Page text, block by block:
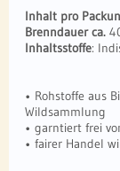
Inhalt pro
Brenndauer ca.
Inhaltsstoffe:
• Rohstoffe aus
Wildsammlung
• garntiert frei
• fairer Handel